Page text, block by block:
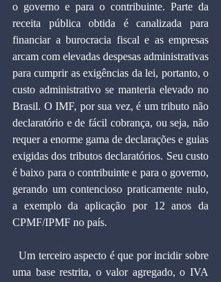
o governo e para o contribuinte. Parte da
receita pública obtida é canalizada para
financiar a burocracia fiscal e as empresas
arcam com elevadas despesas administrativas
para cumprir as exigências da lei, portanto, o
custo administrativo se manteria elevado no
Brasil. O IMF, por sua vez, é um tributo não
declaratório e de fácil cobrança, ou seja, não
requer a enorme gama de declarações e guias
exigidas dos tributos declaratórios. Seu custo
é baixo para o contribuinte e para o governo,
gerando um contencioso praticamente nulo,
a exemplo da aplicação por 12 anos da
CPMF/IPMF no país.
  Um terceiro aspecto é que por incidir sobre
uma base restrita, o valor agregado, o IVA